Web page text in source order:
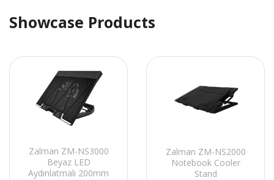
Showcase Products
Zalman ZM-NS3000
Beyaz LED
Aydınlatmalı 200mm
Zalman ZM-NS2000
Notebook Cooler
Stand